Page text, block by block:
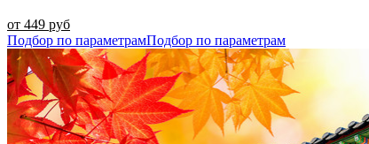
от 449 руб
Подбор по параметрамПодбор по параметрам